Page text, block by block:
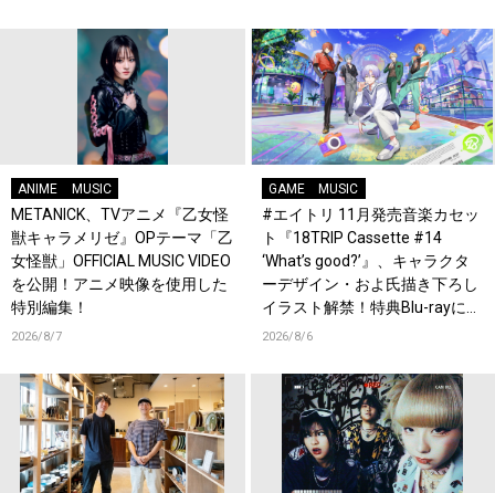
ANIME MUSIC
METANICK、TVアニメ『乙女怪
獣キャラメリゼ』OPテーマ「乙
女怪獣」OFFICIAL MUSIC VIDEO
を公開！アニメ映像を使用した
特別編集！
2026/8/7
GAME MUSIC
#エイトリ 11月発売音楽カセッ
ト『18TRIP Cassette #14
‘What’s good?’』、キャラクタ
ーデザイン・およ氏描き下ろし
イラスト解禁！特典Blu-rayには
『HAMAツアーズ全体会議』が
2026/8/6